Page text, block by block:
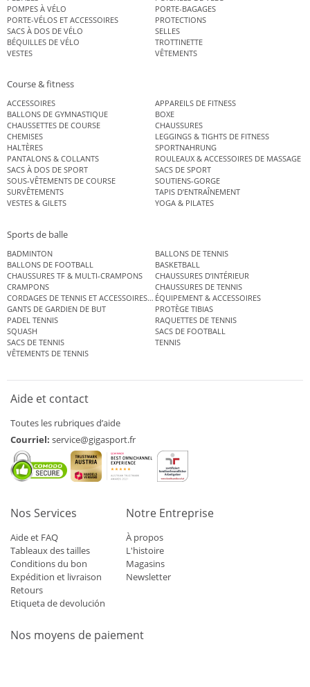
POMPES À VÉLO
PORTE-BAGAGES
PORTE-VÉLOS ET ACCESSOIRES
PROTECTIONS
SACS À DOS DE VÉLO
SELLES
BÉQUILLES DE VÉLO
TROTTINETTE
VESTES
VÊTEMENTS
Course & fitness
ACCESSOIRES
APPAREILS DE FITNESS
BALLONS DE GYMNASTIQUE
BOXE
CHAUSSETTES DE COURSE
CHAUSSURES
CHEMISES
LEGGINGS & TIGHTS DE FITNESS
HALTÈRES
SPORTNAHRUNG
PANTALONS & COLLANTS
ROULEAUX & ACCESSOIRES DE MASSAGE
SACS À DOS DE SPORT
SACS DE SPORT
SOUS-VÊTEMENTS DE COURSE
SOUTIENS-GORGE
SURVÊTEMENTS
TAPIS D’ENTRAÎNEMENT
VESTES & GILETS
YOGA & PILATES
Sports de balle
BADMINTON
BALLONS DE TENNIS
BALLONS DE FOOTBALL
BASKETBALL
CHAUSSURES TF & MULTI-CRAMPONS
CHAUSSURES D’INTÉRIEUR
CRAMPONS
CHAUSSURES DE TENNIS
CORDAGES DE TENNIS ET ACCESSOIRES DE TENNISÉQUIPEMENT & ACCESSOIRES
GANTS DE GARDIEN DE BUT
PROTÈGE TIBIAS
PADEL TENNIS
RAQUETTES DE TENNIS
SQUASH
SACS DE FOOTBALL
SACS DE TENNIS
TENNIS
VÊTEMENTS DE TENNIS
Aide et contact
Toutes les rubriques d’aide
Courriel: service@gigasport.fr
Nos Services
Aide et FAQ
Tableaux des tailles
Conditions du bon
Expédition et livraison
Retours
Etiqueta de devolución
Notre Entreprise
À propos
L'histoire
Magasins
Newsletter
Nos moyens de paiement